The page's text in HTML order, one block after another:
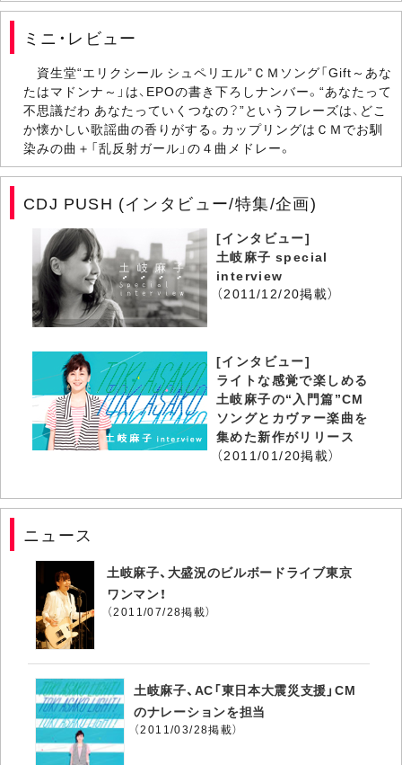
ミニ・レビュー
資生堂“エリクシール シュペリエル”ＣＭソング「Gift～あな
たはマドンナ～」は、EPOの書き下ろしナンバー。“あなたって
不思議だわ あなたっていくつなの？”というフレーズは、どこ
か懐かしい歌謡曲の香りがする。カップリングはＣＭでお馴
染みの曲＋「乱反射ガール」の４曲メドレー。
CDJ PUSH (インタビュー/特集/企画)
[インタビュー]
土岐麻子 special
interview
（2011/12/20掲載）
[インタビュー]
ライトな感覚で楽しめる
土岐麻子の“入門篇”CM
ソングとカヴァー楽曲を
集めた新作がリリース
（2011/01/20掲載）
ニュース
土岐麻子、大盛況のビルボードライブ東京
ワンマン！
（2011/07/28掲載）
土岐麻子、AC「東日本大震災支援」CM
のナレーションを担当
（2011/03/28掲載）